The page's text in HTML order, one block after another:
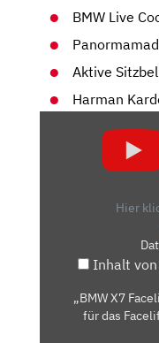
BMW Live
Aktive
Harman
MARKENGESICHT
FACELIFT
Hier
Inhalt von
„BMW X7
für das